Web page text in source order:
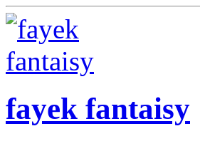
fayek fantaisy